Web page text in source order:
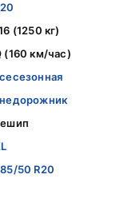
(1250 кг)
(160 км/час)
50 R20